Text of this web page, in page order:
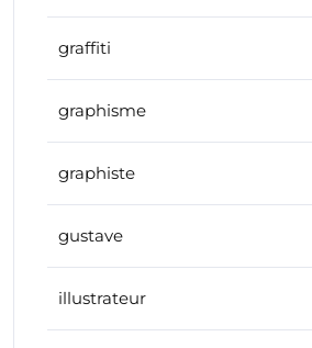
graffiti
graphisme
graphiste
gustave
illustrateur